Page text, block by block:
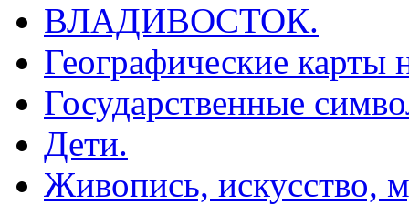
ВЛАДИВОСТОК.
Географические карты
Государственные
Дети.
Живопись, искусство,